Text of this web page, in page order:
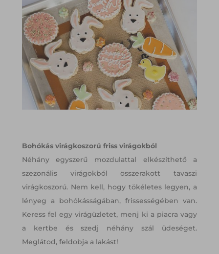
Bohókás virágkoszorú friss virágokból
Néhány egyszerű mozdulattal elkészíthető a
szezonális virágokból összerakott tavaszi
virágkoszorú. Nem kell, hogy tökéletes legyen, a
lényeg a bohókásságában, frissességében van.
Keress fel egy virágüzletet, menj ki a piacra vagy
a kertbe és szedj néhány szál üdeséget.
Meglátod, feldobja a lakást!